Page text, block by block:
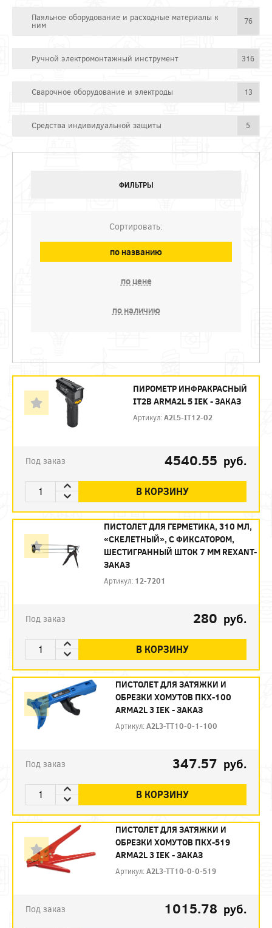
Паяльное оборудование и расходные материалы к
ним 76
Ручной электромонтажный инструмент 316
Сварочное оборудование и электроды 13
Средства индивидуальной защиты 5
ФИЛЬТРЫ
Сортировать:
по названию
по цене
по наличию
ПИРОМЕТР ИНФРАКРАСНЫЙ
IT2B ARMA2L 5 IEK - ЗАКАЗ
Артикул:A2L5-IT12-02
Под заказ 4540.55 руб.
В КОРЗИНУ
ПИСТОЛЕТ ДЛЯ ГЕРМЕТИКА, 310 МЛ,
«СКЕЛЕТНЫЙ», С ФИКСАТОРОМ,
ШЕСТИГРАННЫЙ ШТОК 7 ММ REXANT-
ЗАКАЗ
Артикул: 12-7201
Под заказ 280 руб.
В КОРЗИНУ
ПИСТОЛЕТ ДЛЯ ЗАТЯЖКИ И
ОБРЕЗКИ ХОМУТОВ ПКХ-100
ARMA2L 3 IEK - ЗАКАЗ
Артикул:A2L3-TT10-0-1-100
Под заказ 347.57 руб.
В КОРЗИНУ
ПИСТОЛЕТ ДЛЯ ЗАТЯЖКИ И
ОБРЕЗКИ ХОМУТОВ ПКХ-519
ARMA2L 3 IEK - ЗАКАЗ
Артикул:A2L3-TT10-0-0-519
Под заказ 1015.78 руб.